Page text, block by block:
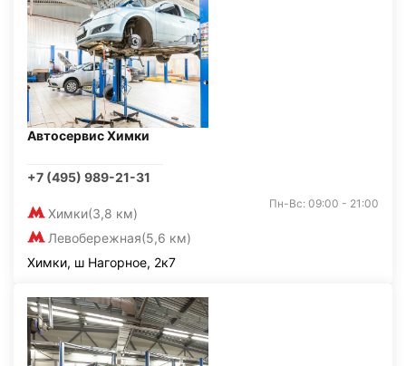
Автосервис Химки
+7 (495) 989-21-31
Химки(3,8 км)
Левобережная(5,6 км)
Пн-Вс: 09:00 - 21:00
Химки, ш Нагорное, 2к7